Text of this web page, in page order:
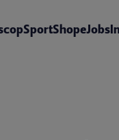
SportShopeJobs